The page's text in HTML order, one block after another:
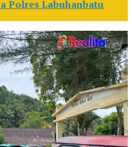
Polres Labuhanbatu